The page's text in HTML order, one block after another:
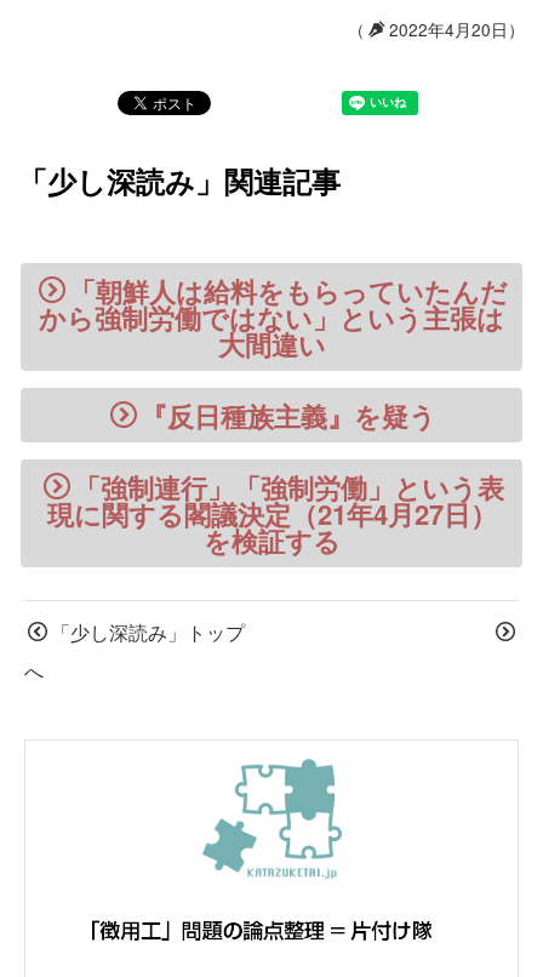
（ 2022年4月20日）
「少し深読み」関連記事
「朝鮮人は給料をもらっていたんだ
から強制労働ではない」という主張は
大間違い
『反日種族主義』を疑う
「強制連行」「強制労働」という表
現に関する閣議決定（21年4月27日）
を検証する
「少し深読み」トップ
へ